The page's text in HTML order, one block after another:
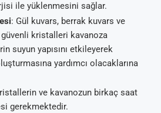
ile yüklenmesini sağlar.
: Gül kuvars, berrak kuvars ve
kristalleri kavanoza
suyun yapısını etkileyerek
yardımcı olacaklarına
ve kavanozun birkaç saat
gerekmektedir.